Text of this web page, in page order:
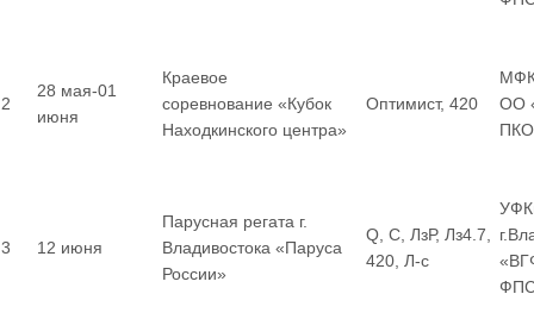
2
28 мая-01
июня
Краевое
соревнование «Кубок
Находкинского центра»
Оптимист, 420
ОО
3 12 июня
Парусная регата г.
Владивостока «Паруса
России»
Q, С, ЛзР, Лз4.7,
420, Л-с